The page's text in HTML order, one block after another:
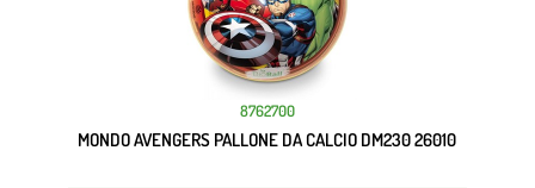
8762700
MONDO AVENGERS PALLONE DA CALCIO DM230 26010